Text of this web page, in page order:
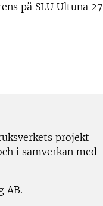
på SLU Ultuna 27
projekt
i samverkan med
AB.